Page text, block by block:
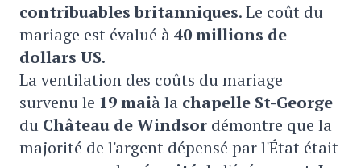
contribuables britanniques. Le coût du
mariage est évalué à40 millions de
dollars US.
La ventilation des coûts du mariage
survenu le 19 maià la chapelle St-George
du Château de Windsor démontre que la
majorité de l'argent dépensé par l'État était